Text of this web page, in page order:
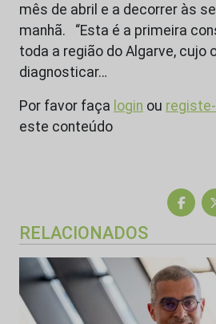
mês de abril e a decorrer às
manhã. “Esta é a primeira
toda a região do Algarve, cujo
diagnosticar…
Por favor faça login ou
este conteúdo
RELACIONADOS